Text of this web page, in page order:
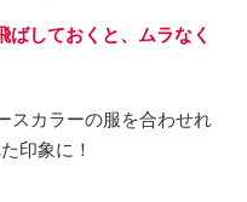
しておくと、ムラなく
スカラーの服を合わせれ
印象に！